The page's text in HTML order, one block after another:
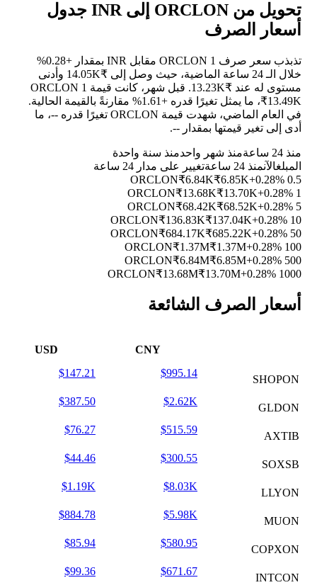
تحويل من ORCLON إلى INR جدول
أسعار الصرف
تذبذب سعر صرف 1 ORCLON مقابل INR بمقدار
+0.28%
خلال الـ 24 ساعة الماضية، حيث وصل إلى ₹14.05K وأدنى
مستوى له عند ₹13.23K. قبل شهر، كانت قيمة 1 ORCLON
₹13.49K، ما يمثل تغيرًا قدره
+1.61%
مقارنةً بالقيمة الحالية.
في العام الماضي، شهدت قيمة ORCLON تغيرًا قدره
--، ما
أدى إلى تغير قيمتها بمقدار --
.
منذ 24 ساعة منذ شهر واحدمنذ سنة واحدة
المبلغالآنمنذ 24 ساعة
تغيير على مدار 24 ساعة
0.5 ORCLON
₹6.84K₹6.85K+0.28%
1 ORCLON
₹13.68K₹13.70K+0.28%
5 ORCLON
₹68.42K₹68.52K+0.28%
10 ORCLON
₹136.83K₹137.04K+0.28%
50 ORCLON
₹684.17K₹685.22K+0.28%
100 ORCLON
₹1.37M₹1.37M+0.28%
500 ORCLON
₹6.84M₹6.85M+0.28%
1000 ORCLON
₹13.68M₹13.70M+0.28%
أسعار الصرف الشائعة
CNY
USD
SHOPON
$995.14
$147.21
GLDON
$2.62K
$387.50
AXTIB
$515.59
$76.27
SOXSB
$300.55
$44.46
LLYON
$8.03K
$1.19K
MUON
$5.98K
$884.78
COPXON
$580.95
$85.94
INTCON
$671.67
$99.36